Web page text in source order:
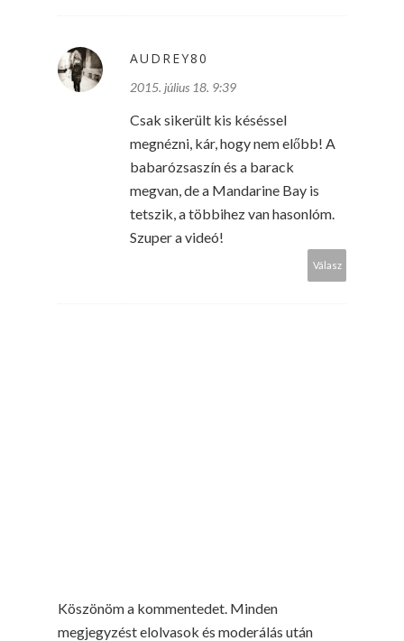
AUDREY80
2015. július 18. 9:39
Csak sikerült kis késéssel
megnézni, kár, hogy nem előbb! A
babarózsaszín és a barack
megvan, de a Mandarine Bay is
tetszik, a többihez van hasonlóm.
Szuper a videó!
Válasz
Köszönöm a kommentedet. Minden
megjegyzést elolvasok és moderálás után